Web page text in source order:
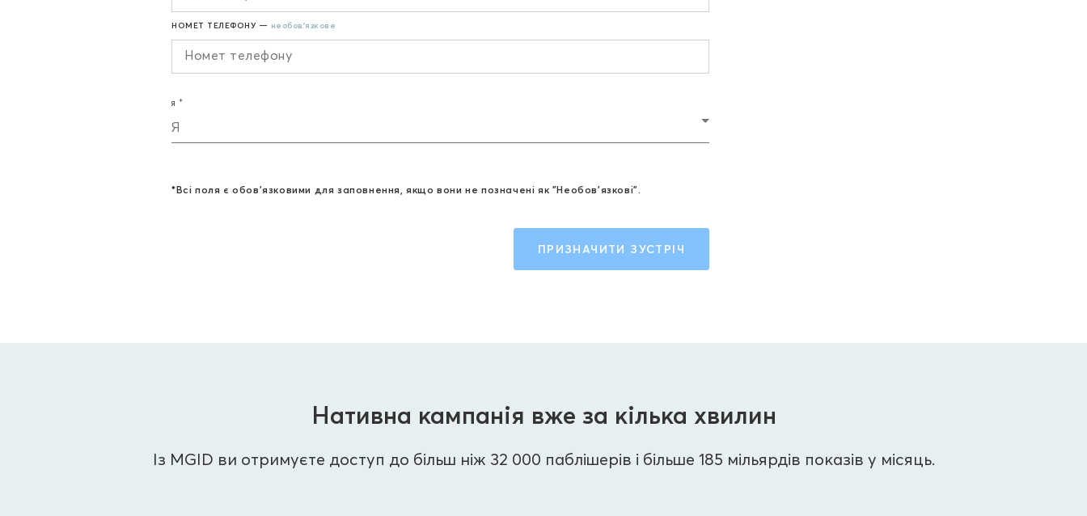
НОМЕТ ТЕЛЕФОНУ — необов'язкове
Я
Я
*Всі поля є обов'язковими для заповнення, якщо вони не позначені як "Необов'язкові".
ПРИЗНАЧИТИ ЗУСТРІЧ
Нативна кампанія вже за кілька хвилин
Із MGID ви отримуєте доступ до більш ніж 32 000 паблішерів і більше 185 мільярдів показів у місяць.